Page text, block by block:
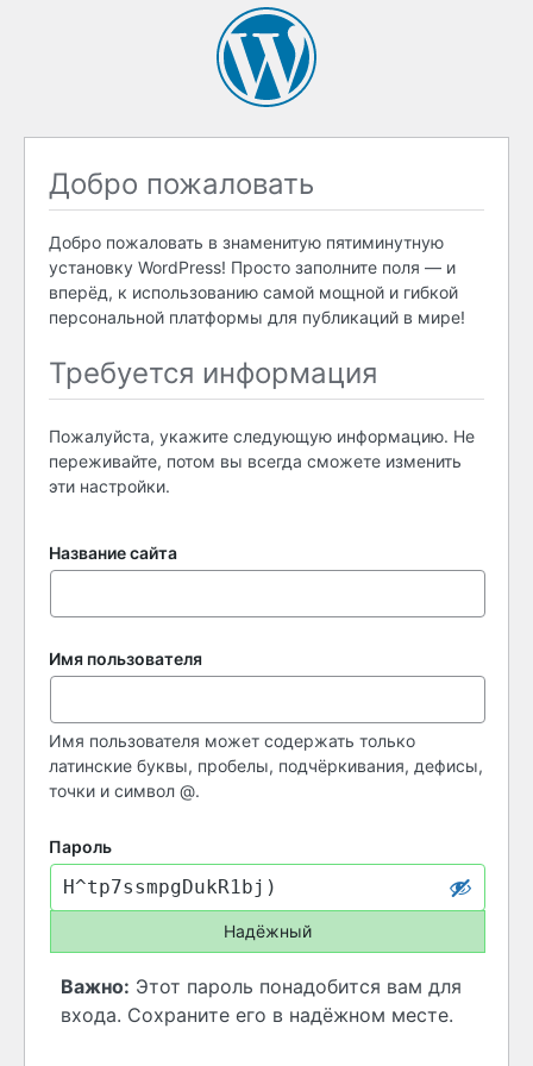
Добро пожаловать
Добро пожаловать в знаменитую пятиминутную
установку WordPress! Просто заполните поля — и
вперёд, к использованию самой мощной и гибкой
персональной платформы для публикаций в мире!
Требуется информация
Пожалуйста, укажите следующую информацию. Не
переживайте, потом вы всегда сможете изменить
эти настройки.
Название сайта
Имя пользователя
Имя пользователя может содержать только
латинские буквы, пробелы, подчёркивания, дефисы,
точки и символ @.
Пароль
Надёжный
Важно: Этот пароль понадобится вам для
входа. Сохраните его в надёжном месте.